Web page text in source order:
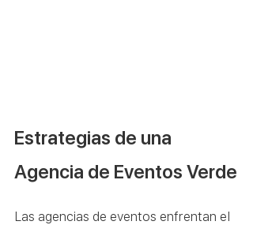
Estrategias de una
Agencia de Eventos Verde
Las agencias de eventos enfrentan el